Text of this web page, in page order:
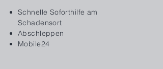
Schnelle Soforthilfe am
Schadensort
Abschleppen
Mobile24